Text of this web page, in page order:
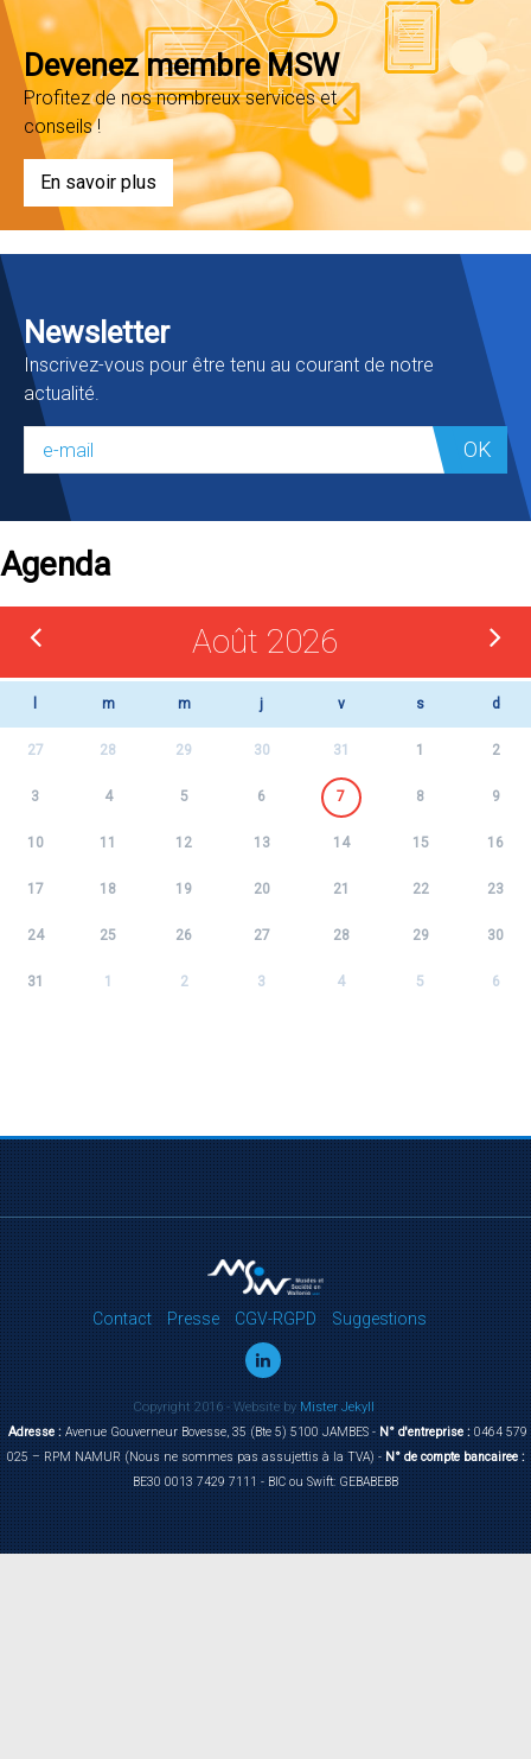
Devenez membre MSW
Profitez de nos nombreux services et
conseils !
En savoir plus
Newsletter
Inscrivez-vous pour être tenu au courant de notre
actualité.
OK
Agenda
Août 2026
m m j v s d
27 28 29 30 31 1 2
3 4 5 6 7 8 9
10 11 12 13 14 15 16
17 18 19 20 21 22 23
24 25 26 27 28 29 30
31 1 2 3 4 5 6
Contact Presse CGV-RGPD Suggestions
Copyright 2016 - Website byMister Jekyll
Adresse :Avenue Gouverneur Bovesse, 35 (Bte 5) 5100 JAMBES - N° d'entreprise :0464 579
025 – RPM NAMUR (Nous ne sommes pas assujettis à la TVA) -N° de compte bancairee :
BE30 0013 7429 7111 - BIC ou Swift: GEBABEBB